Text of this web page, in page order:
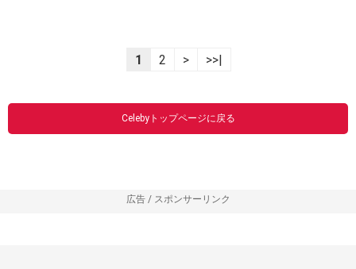
1 2 > >>|
Celebyトップページに戻る
広告 / スポンサーリンク